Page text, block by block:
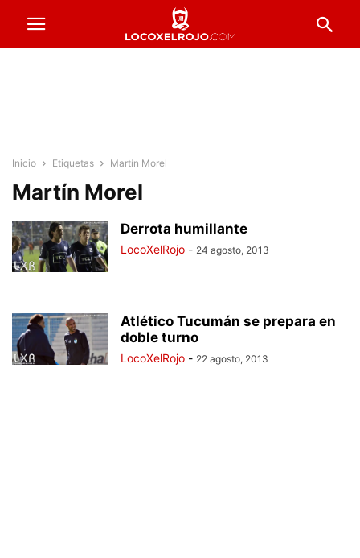
Inicio Etiquetas Martín Morel
Martín Morel
Derrota humillante
LocoXelRojo - 24 agosto, 2013
Atlético Tucumán se prepara en
doble turno
LocoXelRojo - 22 agosto, 2013